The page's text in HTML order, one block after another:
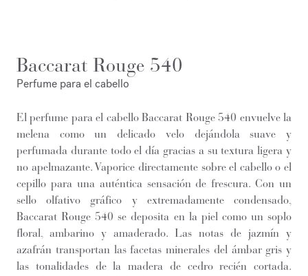
Baccarat Rouge 540
Perfume para el cabello
El perfume para el cabello Baccarat Rouge 540 envuelve la
melena como un delicado velo dejándola suave y
perfumada durante todo el día gracias a su textura ligera y
no apelmazante. Vaporice directamente sobre el cabello o el
cepillo para una auténtica sensación de frescura. Con un
sello olfativo gráfico y extremadamente condensado,
Baccarat Rouge 540 se deposita en la piel como un soplo
floral, ambarino y amaderado. Las notas de jazmín y
azafrán transportan las facetas minerales del ámbar gris y
las tonalidades de la madera de cedro recién cortada.